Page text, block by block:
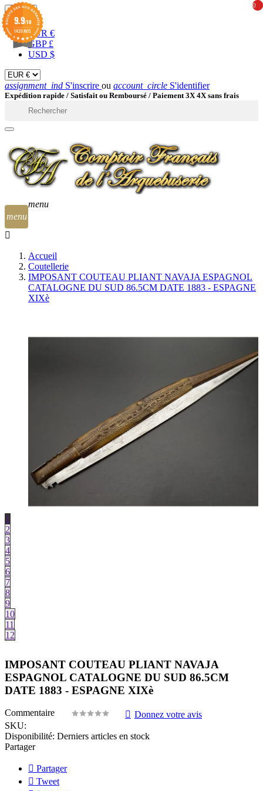
EUR 
EUR €
GBP £
USD $
assignment_ind S'inscrire ou account_circle S'identifier
Expédition rapide / Satisfait ou Remboursé / Paiement 3X 4X sans frais
menu
0
0
menu
Accueil
Coutellerie
IMPOSANT COUTEAU PLIANT NAVAJA ESPAGNOL
CATALOGNE DU SUD 86.5CM DATE 1883 - ESPAGNE
XIXè
1
2
3
4
5
6
7
8
9
10
11
12
IMPOSANT COUTEAU PLIANT NAVAJA
ESPAGNOL CATALOGNE DU SUD 86.5CM
DATE 1883 - ESPAGNE XIXè
Commentaire
Donnez votre avis
SKU:
Disponibilité: Derniers articles en stock
Partager
Partager
Tweet
9.9/10
1439 AVIS